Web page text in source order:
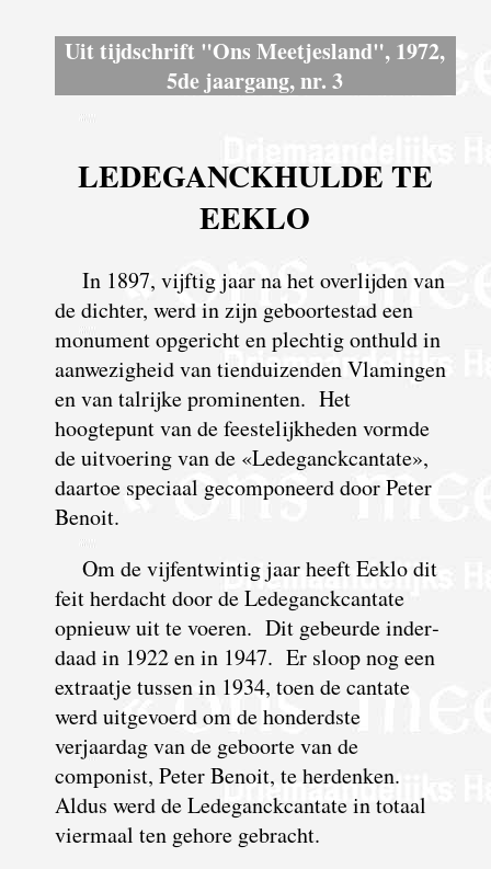
Uit tijdschrift "Ons Meetjesland", 1972,
5de jaargang, nr. 3
LEDEGANCKHULDE TE
EEKLO
In 1897, vijftig jaar na het overlijden van
de dichter, werd in zijn geboortestad een
monument opgericht en plechtig onthuld in
aanwezigheid van tienduizenden Vlamingen
en van talrijke prominenten. Het
hoogtepunt van de feestelijkheden vormde
de uitvoering van de «Ledeganckcantate»,
daartoe speciaal gecomponeerd door Peter
Benoit.
Om de vijfentwintig jaar heeft Eeklo dit
feit herdacht door de Ledeganck­cantate
opnieuw uit te voeren. Dit gebeurde inder­
daad in 1922 en in 1947. Er sloop nog een
extraatje tussen in 1934, toen de cantate
werd uitge­voerd om de honderdste
verjaardag van de geboorte van de
componist, Peter Benoit, te herdenken.
Aldus werd de Ledeganck­cantate in totaal
viermaal ten gehore gebracht.